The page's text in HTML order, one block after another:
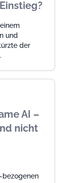
und
der
AI –
nicht
bezogenen